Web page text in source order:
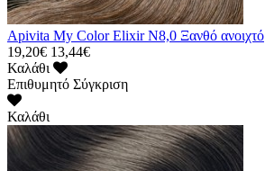
Apivita My Color Elixir N8,0 Ξανθό ανοιχτό
19,20€ 13,44€
Καλάθι
Επιθυμητό Σύγκριση
Καλάθι